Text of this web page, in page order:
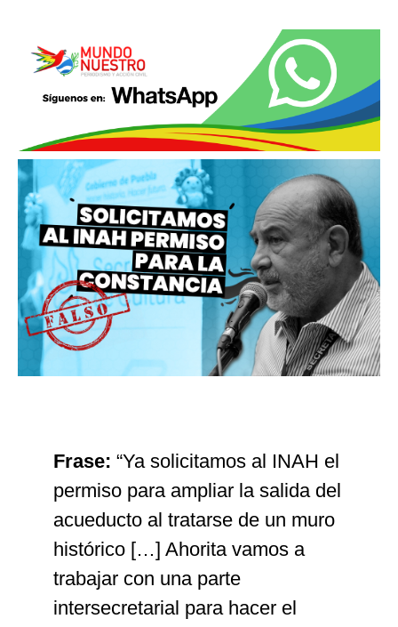
Frase: “Ya solicitamos al INAH el
permiso para ampliar la salida del
acueducto al tratarse de un muro
histórico […] Ahorita vamos a
trabajar con una parte
intersecretarial para hacer el